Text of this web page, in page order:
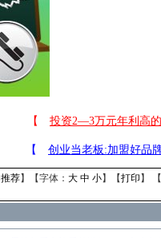
推荐】【字体： 大 中 小】【打印 】 【